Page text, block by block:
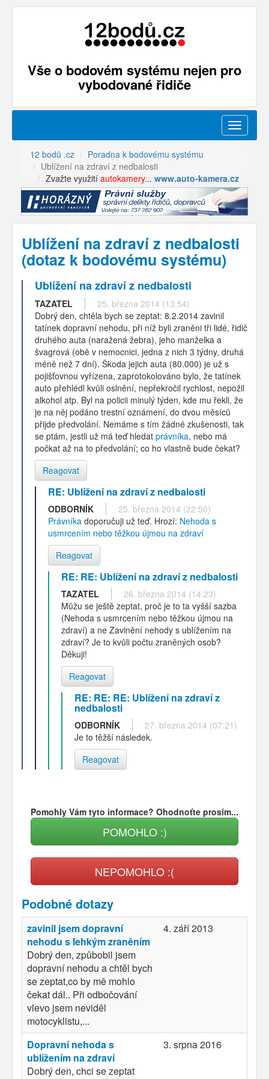
Vše o bodovém systému nejen pro
vybodované řidiče
Menu
12 bodů .cz
Poradna k bodovému systému
Ublížení na zdraví z nedbalosti
Zvažte využití autokamery... www.auto-kamera.cz
Ublížení na zdraví z nedbalosti
(dotaz k bodovému systému)
Ublížení na zdraví z nedbalosti
TAZATEL
25. března 2014 (13:54)
Dobrý den, chtěla bych se zeptat: 8.2.2014 zavinil
tatínek dopravní nehodu, při níž byli zraněni tři lidé, řidič
druhého auta (naražená žebra), jeho manželka a
švagrová (obě v nemocnici, jedna z nich 3 týdny, druhá
méně než 7 dní). Škoda jejich auta (80.000) je už s
pojišťovnou vyřízena, zaprotokolováno bylo, že tatínek
auto přehlédl kvůli oslnění, nepřekročil rychlost, nepožil
alkohol atp. Byl na policii minulý týden, kde mu řekli, že
je na něj podáno trestní oznámení, do dvou měsíců
přijde předvolání. Nemáme s tím žádné zkušenosti, tak
se ptám, jestli už má teď hledat právníka, nebo má
počkat až na to předvolání; co ho vlastně bude čekat?
Reagovat
RE: Ublížení na zdraví z nedbalosti
ODBORNÍK
25. března 2014 (22:50)
Právníka doporučuji už teď. Hrozí: Nehoda s
usmrcením nebo těžkou újmou na zdraví
Reagovat
RE: RE: Ublížení na zdraví z nedbalosti
TAZATEL
26. března 2014 (14:23)
Můžu se ještě zeptat, proč je to ta vyšší sazba
(Nehoda s usmrcením nebo těžkou újmou na
zdraví) a ne Zavinění nehody s ublížením na
zdraví? Je to kvůli počtu zraněných osob?
Děkuji!
Reagovat
RE: RE: RE: Ublížení na zdraví z
nedbalosti
ODBORNÍK
27. března 2014 (07:21)
Je to těžší následek.
Reagovat
Pomohly Vám tyto informace? Ohodnoťte prosím...
POMOHLO :)
NEPOMOHLO :(
Podobné dotazy
zavinil jsem dopravní
nehodu s lehkým zraněním
Dobrý den, způbobil jsem
dopravní nehodu a chtěl bych
se zeptat,co by mě mohlo
čekat dál.. Při odbočování
vlevo jsem neviděl
motocyklistu,...
4. září 2013
Dopravní nehoda s
ublížením na zdraví
Dobrý den, chci se zeptat
3. srpna 2016